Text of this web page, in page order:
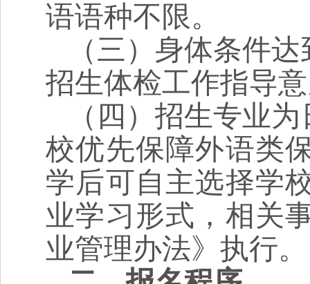
语语种不限。
（三）身体条件
招生体检工作指导
（四）招生专业
校优先保障外语类
学后可自主选择学
业学习形式，相关
业管理办法》执行。